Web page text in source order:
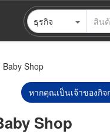
ธุรกิจ
Baby Shop
หากคุณเป็นเจ้าของกิ
Shop